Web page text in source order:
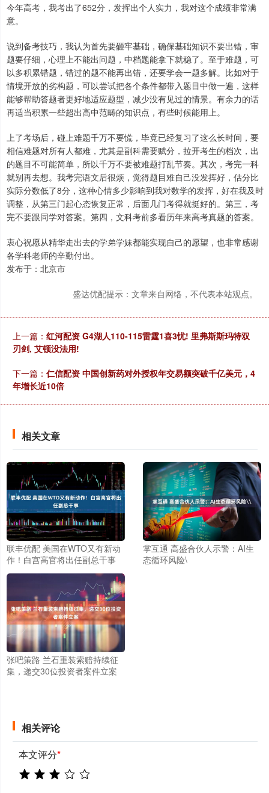
今年高考，我考出了652分，发挥出个人实力，我对这个成绩非常满
意。
说到备考技巧，我认为首先要砸牢基础，确保基础知识不要出错，审
题要仔细，心理上不能出问题，中档题能拿下就稳了。至于难题，可
以多积累错题，错过的题不能再出错，还要学会一题多解。比如对于
情境开放的劣构题，可以尝试把各个条件都带入题目中做一遍，这样
能够帮助答题者更好地适应题型，减少没有见过的情景。有余力的话
再适当积累一些超出高中范畴的知识点，有些时候能用上。
上了考场后，碰上难题千万不要慌，毕竟已经复习了这么长时间，要
相信难题对所有人都难，尤其是副科需要赋分，拉开考生的档次，出
的题目不可能简单，所以千万不要被难题打乱节奏。其次，考完一科
就别再去想。我考完语文后很烦，觉得题目难自己没发挥好，估分比
实际分数低了8分，这种心情多少影响到我对数学的发挥，好在我及时
调整，从第三门起心态恢复正常，后面几门考得就挺好的。第三，考
完不要跟同学对答案。第四，文科考前多看历年来高考真题的答案。
衷心祝愿从精华走出去的学弟学妹都能实现自己的愿望，也非常感谢
各学科老师的辛勤付出。
发布于：北京市
盛达优配提示：文章来自网络，不代表本站观点。
上一篇： 红河配资 G4湖人110-115雷霆1喜3忧! 里弗斯斯玛特双
刃剑, 艾顿没法用!
下一篇： 仁信配资 中国创新药对外授权年交易额突破千亿美元，4
年增长近10倍
相关文章
联丰优配 美国在WTO又有新动
作！白宫高官将出任副总干事
掌互通 高盛合伙人示警：AI生
态循环风险\
张吧策路 兰石重装索赔持续征
集，递交30位投资者案件立案
相关评论
本文评分*